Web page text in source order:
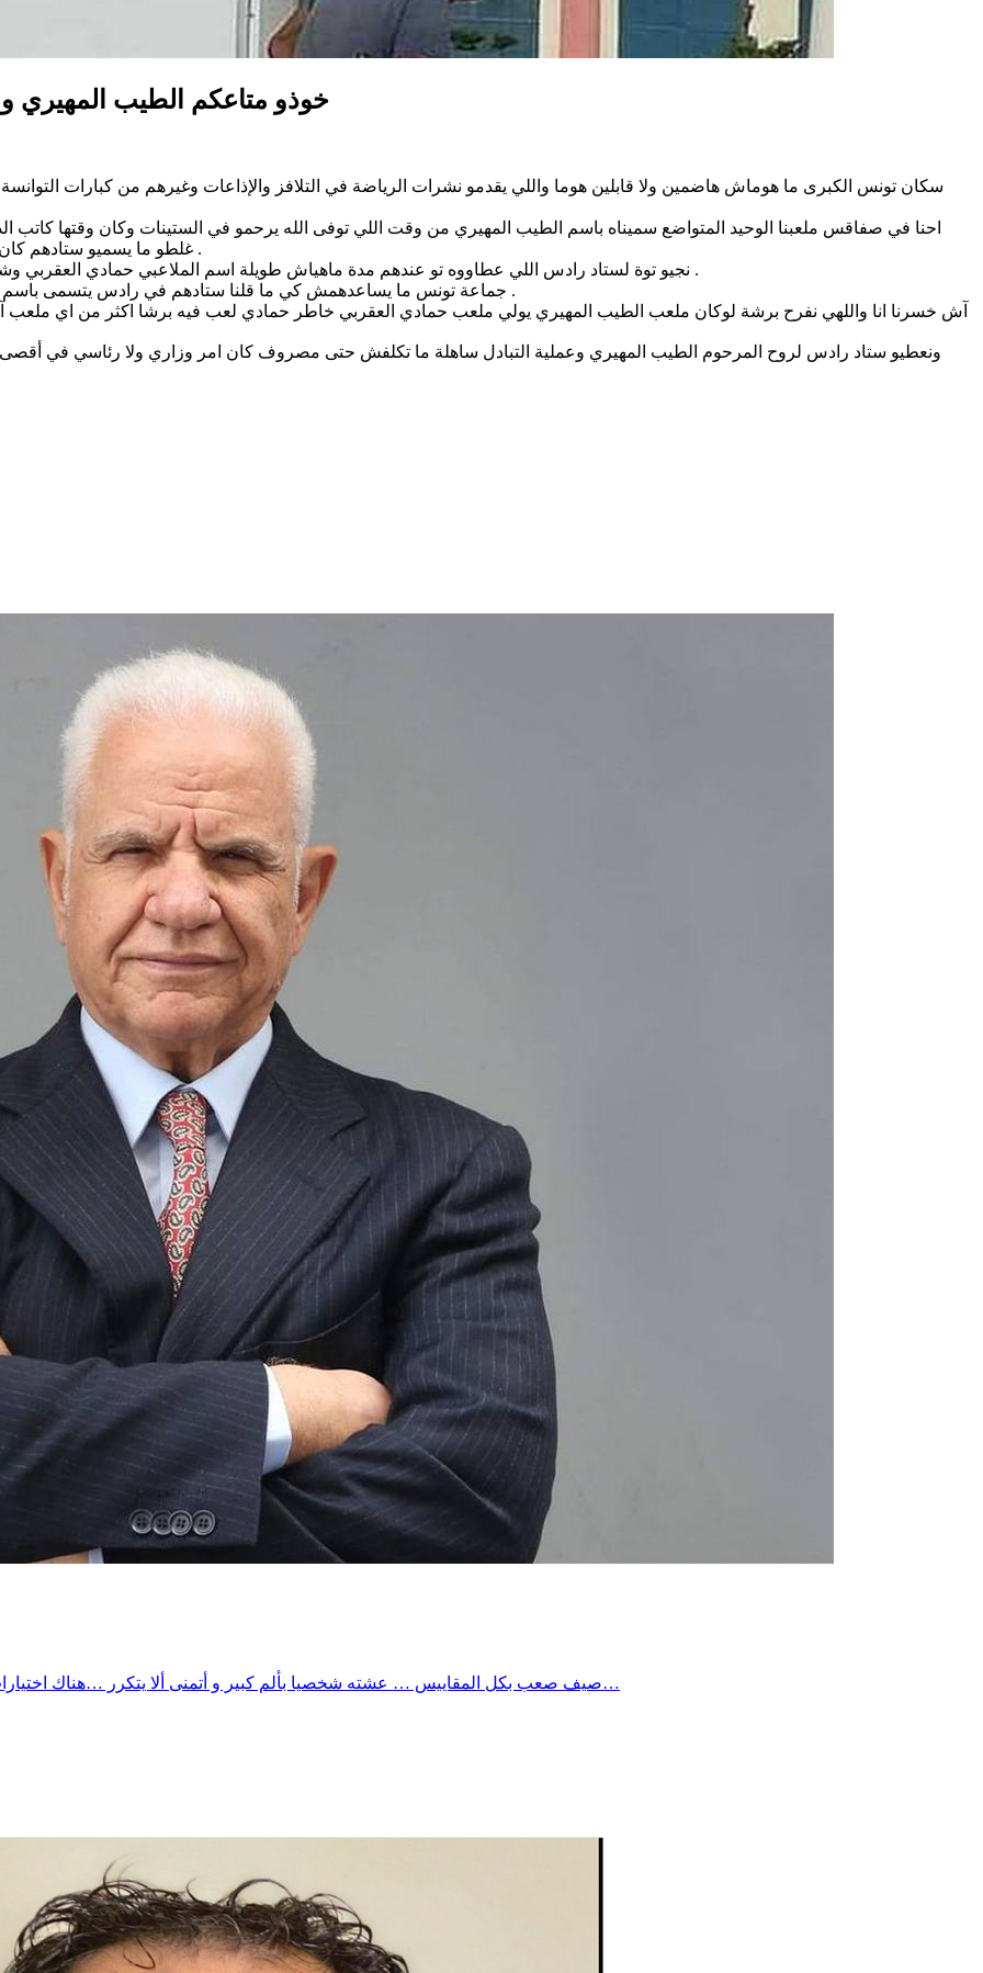
خوذو متاعكم الطيب المهيري
سكان تونس الكبرى ما هوماش هاضمين ولا قابلين هوما واللي يقدمو نشرات الرياضة في التلافز والإذاعات وغيرهم من كبارات
احنا في صفاقس ملعبنا الوحيد المتواضع سميناه باسم الطيب المهيري من وقت اللي توفى الله يرحمو في الستينات وكان وقتها كاتب
غلطو ما يسميو ستادهم كان باسم الطيب المهيري اللي هو ولد تونس العاصمة ماهواش صفاقسي .
نجيو توة لستاد رادس اللي عطاووه تو عندهم مدة ماهياش طويلة اسم الملاعبي حمادي العقربي وشكون ما يعرفشي هذا الملاعبي الي تونس ما ولدتش كيفو لعب وأخلاق .
جماعة تونس ما يساعدهمش كي ما قلنا ستادهم في رادس يتسمى باسم حمادى وقعدو يتجاهلوه وما يقولو كان ملعب رادس وكفى بالله حسيبا .
آش خسرنا انا واللهي نفرح برشة لوكان ملعب الطيب المهيري يولي ملعب حمادي العقربي خاطر حمادي لعب فيه برشا اكثر من اي
ونعطيو ستاد رادس لروح المرحوم الطيب المهيري وعملية التبادل ساهلة ما تكلفش حتى مصروف كان امر وزاري ولا رئاسي في أقصى
صيف صعب بكل المقاييس … عشته شخصيا بألم كبير و أتمنى ألا يتكرر …هناك اختيارات وطنية تعثرنا فيها…و اقول انه للأسف، بقيت لدينا من زمن بعيد في…